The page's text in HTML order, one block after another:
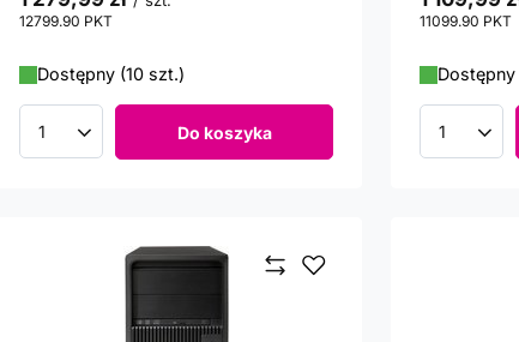
12799.90 PKT
Dostępny (10 szt.)
Ilość produktów Do koszyka
11099.90 PKT
Dostępny
Ilość